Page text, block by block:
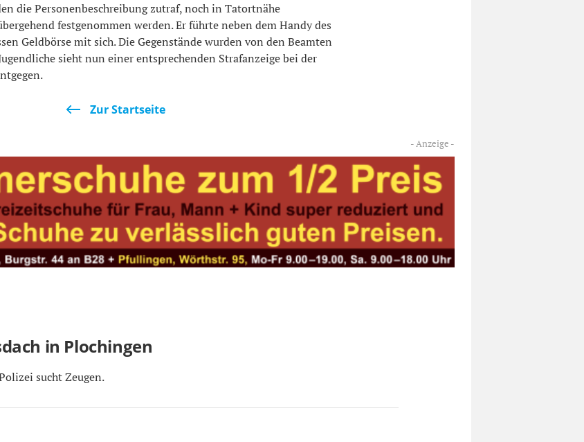
die Personenbeschreibung zutraf, noch in Tatortnähe
festgenommen werden. Er führte neben dem Handy des
Geldbörse mit sich. Die Gegenstände wurden von den Beamten
sieht nun einer entsprechenden Strafanzeige bei der
Zur Startseite
in Plochingen
sucht Zeugen.